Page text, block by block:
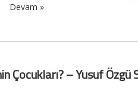
Devam »
Çocukları? – Yusuf Özgü